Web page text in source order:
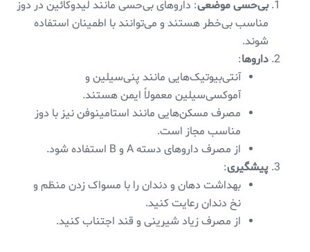
بی‌حسی موضعی: داروهای بی‌حسی مانند لیدوکائین در دوز
مناسب بی‌خطر هستند و می‌توانند با اطمینان استفاده
شوند.
داروها:
آنتی‌بیوتیک‌هایی مانند پنی‌سیلین و
آموکسی‌سیلین معمولاً ایمن هستند.
مصرف مسکن‌هایی مانند استامینوفن نیز با دوز
مناسب مجاز است.
از مصرف داروهای دسته A و B استفاده شود.
پیشگیری:
بهداشت دهان و دندان را با مسواک زدن منظم و
نخ دندان رعایت کنید.
از مصرف زیاد شیرینی و قند اجتناب کنید.